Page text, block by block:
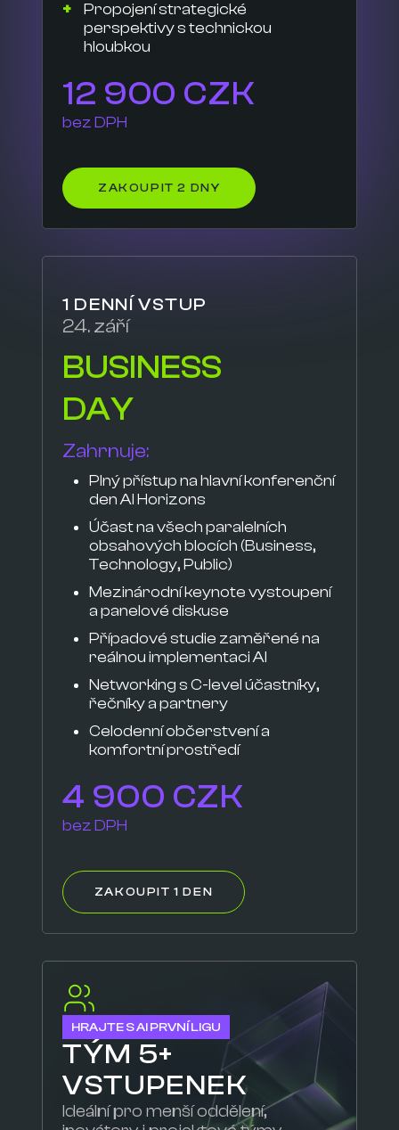
Propojení strategické
perspektivy s technickou
hloubkou
12 900 CZK
bez DPH
ZAKOUPIT 2 DNY
1 DENNÍ VSTUP
24. září
BUSINESS
DAY
Zahrnuje:
Plný přístup na hlavní konferenční
den AI Horizons
Účast na všech paralelních
obsahových blocích (Business,
Technology, Public)
Mezinárodní keynote vystoupení
a panelové diskuse
Případové studie zaměřené na
reálnou implementaci AI
Networking s C-level účastníky,
řečníky a partnery
Celodenní občerstvení a
komfortní prostředí
4 900 CZK
bez DPH
ZAKOUPIT 1 DEN
HRAJTE S AI PRVNÍ LIGU
TÝM 5+
VSTUPENEK
Ideální pro menší oddělení,